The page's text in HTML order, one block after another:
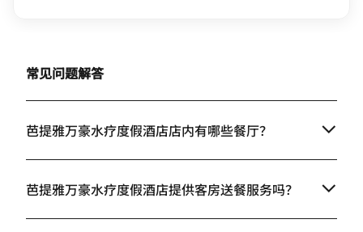
常见问题解答
芭提雅万豪水疗度假酒店店内有哪些餐厅？
芭提雅万豪水疗度假酒店提供客房送餐服务吗？